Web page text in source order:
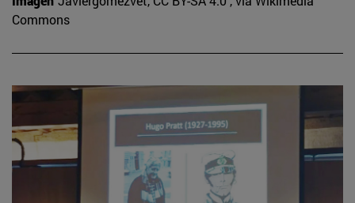
Commons